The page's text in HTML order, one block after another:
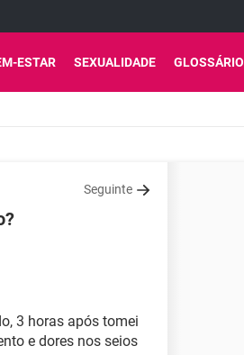
ESTAR SEXUALIDADE GLOSSÁRIO
Seguinte
3 horas após tomei
e dores nos seios